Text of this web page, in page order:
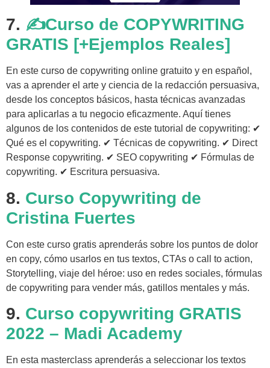
7. ✍Curso de COPYWRITING
GRATIS [+Ejemplos Reales]
En este curso de copywriting online gratuito y en español,
vas a aprender el arte y ciencia de la redacción persuasiva,
desde los conceptos básicos, hasta técnicas avanzadas
para aplicarlas a tu negocio eficazmente. Aquí tienes
algunos de los contenidos de este tutorial de copywriting: ✔
Qué es el copywriting. ✔ Técnicas de copywriting. ✔ Direct
Response copywriting. ✔ SEO copywriting ✔ Fórmulas de
copywriting. ✔ Escritura persuasiva.
8. Curso Copywriting de
Cristina Fuertes
Con este curso gratis aprenderás sobre los puntos de dolor
en copy, cómo usarlos en tus textos, CTAs o call to action,
Storytelling, viaje del héroe: uso en redes sociales, fórmulas
de copywriting para vender más, gatillos mentales y más.
9. Curso copywriting GRATIS
2022 – Madi Academy
En esta masterclass aprenderás a seleccionar los textos